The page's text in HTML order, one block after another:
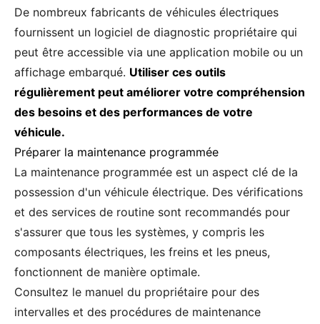
De nombreux fabricants de véhicules électriques
fournissent un logiciel de diagnostic propriétaire qui
peut être accessible via une application mobile ou un
affichage embarqué. Utiliser ces outils
régulièrement peut améliorer votre compréhension
des besoins et des performances de votre
véhicule.
Préparer la maintenance programmée
La maintenance programmée est un aspect clé de la
possession d'un véhicule électrique. Des vérifications
et des services de routine sont recommandés pour
s'assurer que tous les systèmes, y compris les
composants électriques, les freins et les pneus,
fonctionnent de manière optimale.
Consultez le manuel du propriétaire pour des
intervalles et des procédures de maintenance